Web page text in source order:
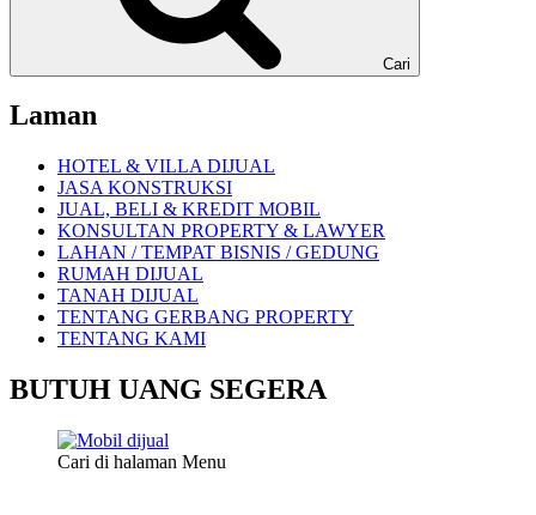
Cari
Laman
HOTEL & VILLA DIJUAL
JASA KONSTRUKSI
JUAL, BELI & KREDIT MOBIL
KONSULTAN PROPERTY & LAWYER
LAHAN / TEMPAT BISNIS / GEDUNG
RUMAH DIJUAL
TANAH DIJUAL
TENTANG GERBANG PROPERTY
TENTANG KAMI
BUTUH UANG SEGERA
Cari di halaman Menu